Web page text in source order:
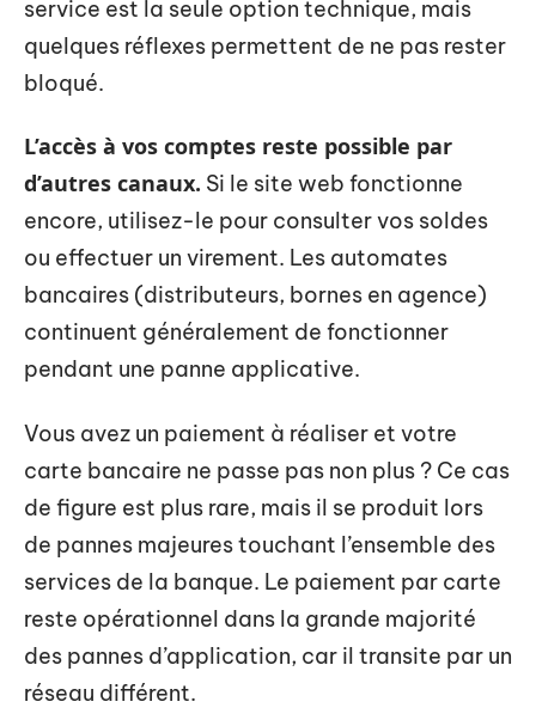
service est la seule option technique, mais
quelques réflexes permettent de ne pas rester
bloqué.
L’accès à vos comptes reste possible par
d’autres canaux. Si le site web fonctionne
encore, utilisez-le pour consulter vos soldes
ou effectuer un virement. Les automates
bancaires (distributeurs, bornes en agence)
continuent généralement de fonctionner
pendant une panne applicative.
Vous avez un paiement à réaliser et votre
carte bancaire ne passe pas non plus ? Ce cas
de figure est plus rare, mais il se produit lors
de pannes majeures touchant l’ensemble des
services de la banque. Le paiement par carte
reste opérationnel dans la grande majorité
des pannes d’application, car il transite par un
réseau différent.